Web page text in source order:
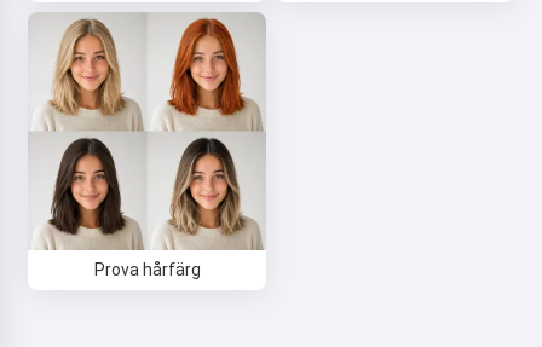
Prova hårfärg